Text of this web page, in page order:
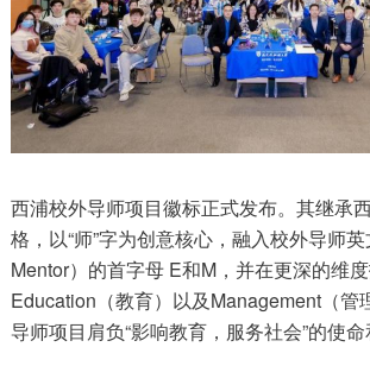
西浦校外导师项目徽标正式发布。其继承
格，以“师”字为创意核心，融入校外导师
Mentor）的首字母 E和M，并在更深的维
Education（教育）以及Management（管
导师项目肩负“影响教育，服务社会”的使命